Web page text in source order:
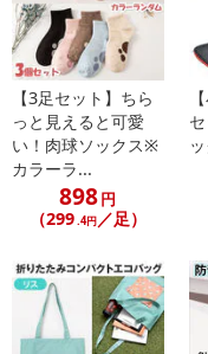
によるお申込み後のキャ
【お支払いについて】
※送料はお試し費用に含
※d払い、PayPay、au
ンクまとめて支払い、楽
Payでお支払いの場合、
※予約商品は決済手段ご
了することがございます
さい。
【配送伝票番号について】
※配送形態がメール便の
【3足セット】ちら
っと見えると可愛
い！肉球ソックス※
カラーラ...
898円
（299.4円／足）